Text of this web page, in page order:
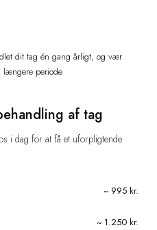
dit tag én gang årligt, og vær
længere periode
af tag
i dag for at få et uforpligtende
~ 995 kr.
~ 1.250 kr.